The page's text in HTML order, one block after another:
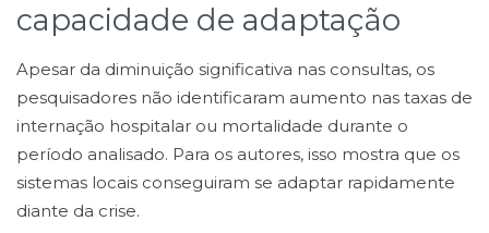
capacidade de adaptação
Apesar da diminuição significativa nas consultas, os
pesquisadores não identificaram aumento nas taxas de
internação hospitalar ou mortalidade durante o
período analisado. Para os autores, isso mostra que os
sistemas locais conseguiram se adaptar rapidamente
diante da crise.